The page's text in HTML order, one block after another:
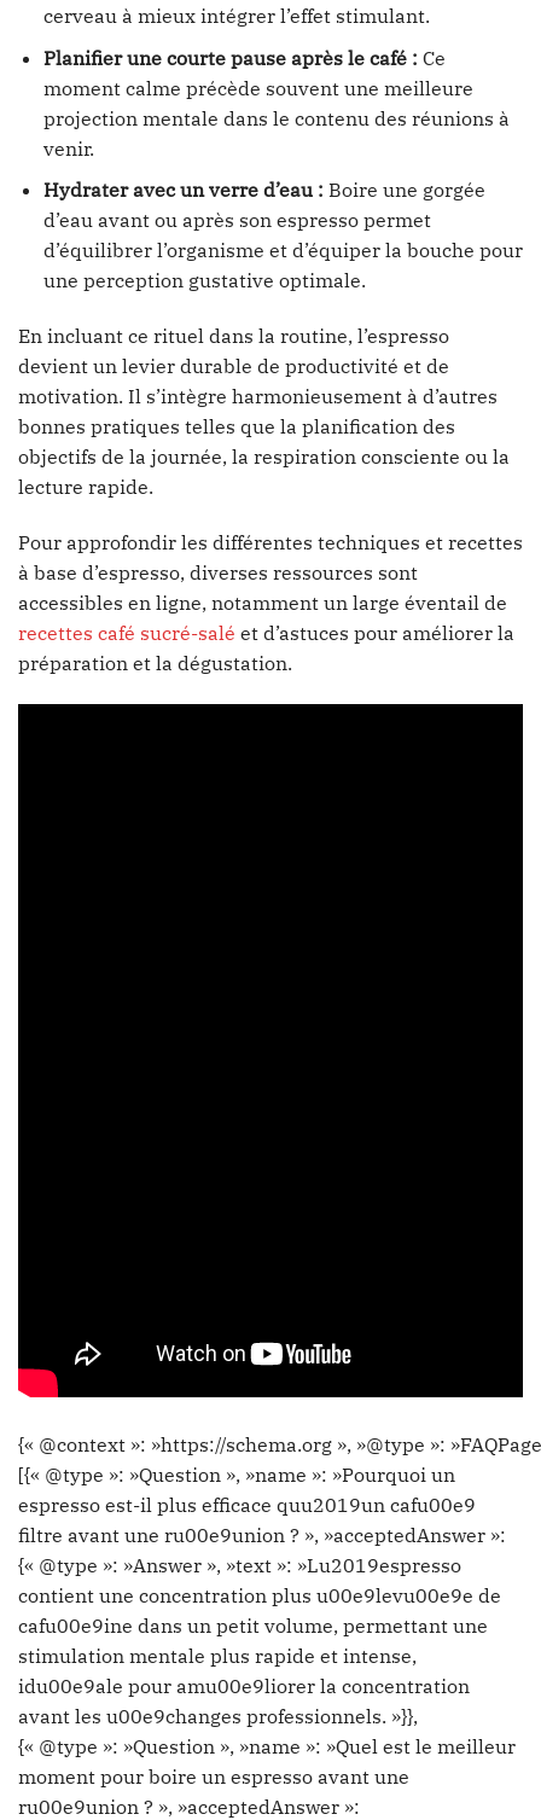
cerveau à mieux intégrer l’effet stimulant.
Planifier une courte pause après le café : Ce
moment calme précède souvent une meilleure
projection mentale dans le contenu des réunions à
venir.
Hydrater avec un verre d’eau : Boire une gorgée
d’eau avant ou après son espresso permet
d’équilibrer l’organisme et d’équiper la bouche pour
une perception gustative optimale.
En incluant ce rituel dans la routine, l’espresso
devient un levier durable de productivité et de
motivation. Il s’intègre harmonieusement à d’autres
bonnes pratiques telles que la planification des
objectifs de la journée, la respiration consciente ou la
lecture rapide.
Pour approfondir les différentes techniques et recettes
à base d’espresso, diverses ressources sont
accessibles en ligne, notamment un large éventail de
recettes café sucré-salé et d’astuces pour améliorer la
préparation et la dégustation.
{« @context »: »https://schema.org », »@type »:
[{« @type »: »Question », »name »: »Pourquoi un
espresso est-il plus efficace quu2019un cafu00e9
filtre avant une ru00e9union ? », »acceptedAnswer »:
{« @type »: »Answer », »text »: »Lu2019espresso
contient une concentration plus u00e9levu00e9e de
cafu00e9ine dans un petit volume, permettant une
stimulation mentale plus rapide et intense,
idu00e9ale pour amu00e9liorer la concentration
avant les u00e9changes professionnels. »}},
{« @type »: »Question », »name »: »Quel est le meilleur
moment pour boire un espresso avant une
ru00e9union ? », »acceptedAnswer »: